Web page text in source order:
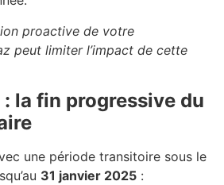
proactive de votre
peut limiter l’impact de cette
la fin progressive du
une période transitoire sous le
31 janvier 2025 :